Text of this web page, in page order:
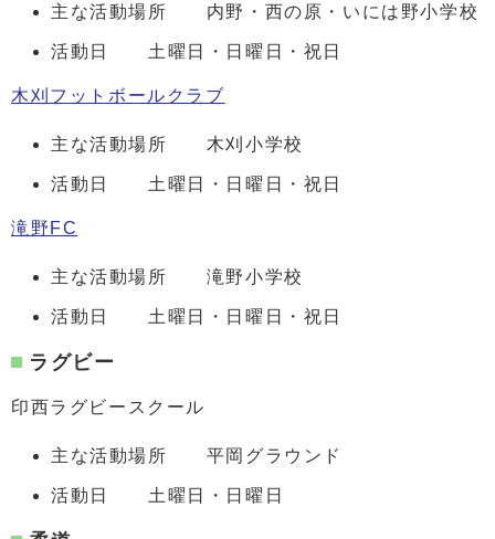
主な活動場所 内野・西の原・いには野小学校
活動日 土曜日・日曜日・祝日
木刈フットボールクラブ
主な活動場所 木刈小学校
活動日 土曜日・日曜日・祝日
滝野FC
主な活動場所 滝野小学校
活動日 土曜日・日曜日・祝日
ラグビー
印西ラグビースクール
主な活動場所 平岡グラウンド
活動日 土曜日・日曜日